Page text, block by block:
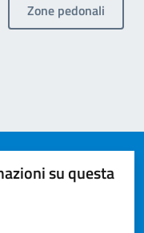
Zone pedonali
su questa